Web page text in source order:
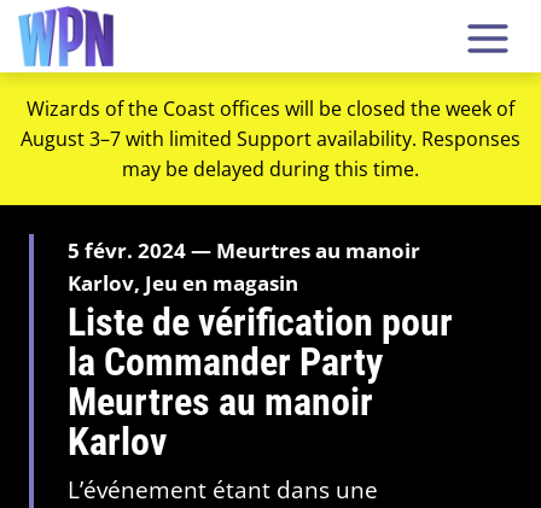
Wizards of the Coast offices will be closed the week of
August 3–7 with limited Support availability. Responses
may be delayed during this time.
5 févr. 2024 — Meurtres au manoir
Karlov, Jeu en magasin
Liste de vérification pour
la Commander Party
Meurtres au manoir
Karlov
L’événement étant dans une